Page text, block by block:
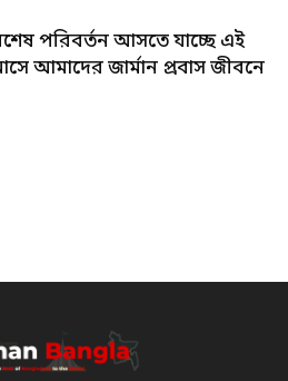
পরিবর্তন আসতে যাচ্ছে এই
আমাদের জার্মান প্রবাস জীবনে